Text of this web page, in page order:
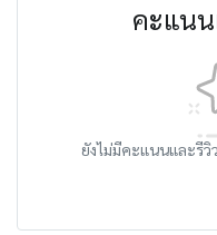
คะแน
ยังไม่มีคะแนนและรี